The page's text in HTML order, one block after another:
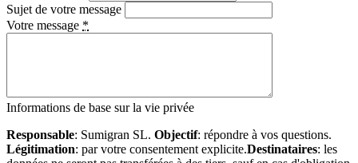
Sujet de votre message
Votre message *
Informations de base sur la vie privée
Responsable: Sumigran SL. Objectif: répondre à vos questions.
Légitimation: par votre consentement explicite.Destinataires: les